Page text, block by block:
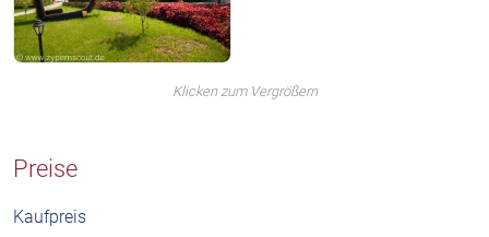
Klicken zum Vergrößern
Preise
Kaufpreis